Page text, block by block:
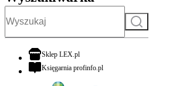
Szukaj
Sklep LEX.plotwiera się w nowej karcie
Księgarnia profinfo.plotwiera się w nowej karcie